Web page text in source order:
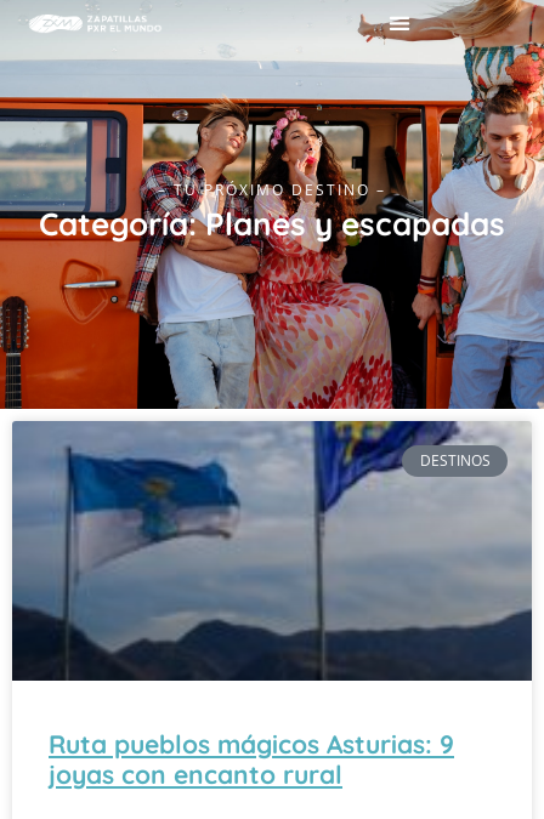
– TU PRÓXIMO DESTINO –
Categoría: Planes y escapadas
DESTINOS
Ruta pueblos mágicos Asturias: 9
joyas con encanto rural